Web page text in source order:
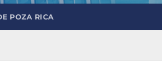
POZA RICA